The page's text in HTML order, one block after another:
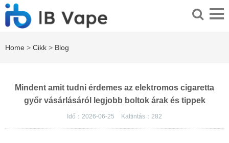
Home > Cikk > Blog
Mindent amit tudni érdemes az elektromos cigaretta
győr vásárlásáról legjobb boltok árak és tippek
Idő：2026-06-25 Kattintás： 282